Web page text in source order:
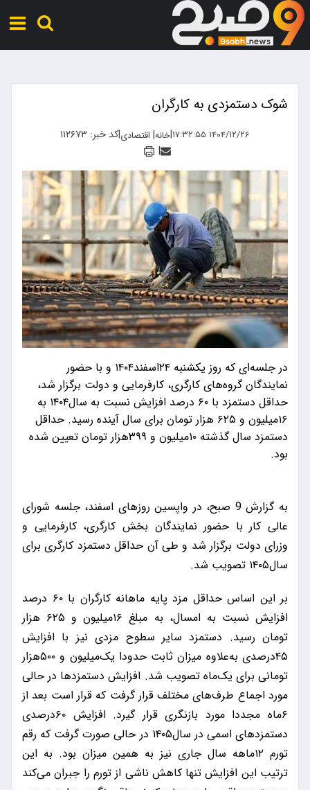
شوک دستمزدی به کارگران
۱۴۰۴/۱۲/۲۶ ۱۷:۳۲:۵۵ |خانه| اقتصادی|کد خبر: ۱۱۲۶۷۳
|
در جلسه‌ای که روز یکشنبه ۲۴اسفند۱۴۰۴ و با حضور
نمایندگان گروه‌های کارگری، کارفرمایی و دولت برگزار شد،
حداقل دستمزد با ۶۰ درصد افزایش نسبت به سال۱۴۰۴ به
۱۶میلیون و ۶۲۵ هزار تومان برای سال آینده رسید. حداقل
دستمزد سال گذشته ۱۰میلیون و ۳۹۹هزار تومان تعیین شده
بود.
به گزارش 9 صبح، در واپسین روزهای اسفند، جلسه شورای
عالی کار با حضور نمایندگان بخش کارگری، کارفرمایی و
وزرای دولت برگزار شد و طی آن حداقل دستمزد کارگری برای
سال۱۴۰۵ تصویب شد.
بر این اساس حداقل مزد پایه ماهانه کارگران با ۶۰ درصد
افزایش نسبت به امسال، به مبلغ ۱۶میلیون و ۶۲۵ هزار
تومان رسید. دستمزد سایر سطوح مزدی نیز با افزایش
۴۵درصدی به‌علاوه میزان ثابت حدودا یک‌میلیون و ۵۰۰هزار
تومانی برای یک‌ماه تصویب شد. افزایش دستمزدها در حالی
مورد اجماع طرف‌های مختلف قرار گرفت که قرار است بعد از
۶ماه مجددا مورد بازنگری قرار گیرد. افزایش ۶۰درصدی
دستمزدهای اسمی در سال۱۴۰۵ در حالی صورت گرفت که رقم
تورم ۱۲ماهه سال جاری نیز به همین میزان بود. به این
ترتیب این افزایش تنها کاهش ناشی از تورم را جبران می‌کند